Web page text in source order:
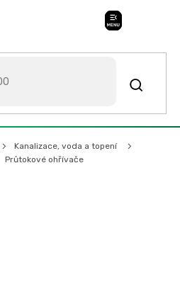
SVITAVSKO, ŠUMPERSKO, BRNO,
HRADEC KRÁLOVÉ
Kanalizace, voda a topení
Průtokové ohřívače